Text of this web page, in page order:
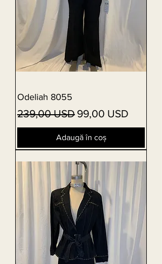
Odeliah 8055
Preț normal
239,00 USD Preț redus
99,00 USD
Adaugă în coș